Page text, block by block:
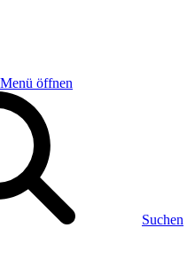
öffnen
Suchen